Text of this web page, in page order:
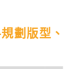
劃版型、